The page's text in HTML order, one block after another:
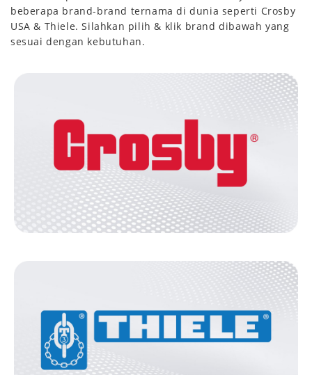
beberapa brand-brand ternama di dunia seperti Crosby
USA & Thiele. Silahkan pilih & klik brand dibawah yang
sesuai dengan kebutuhan.